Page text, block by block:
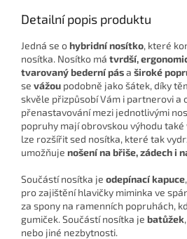
Detailní popis produktu
Jedná se ohybridní nosítko, které
nosítka. Nosítko má tvrdší,
tvarovaný bederní pása široké
se vážou podobně jako šátek, díky
skvěle přizpůsobí Vám i partnerovi a
přenastavování mezi jednotlivými
popruhy mají obrovskou výhodu také
lze rozšířit sed nosítka, které tak
umožňuje nošení na břiše, zádech i
Součástí nosítka je odepínací kapuce
pro zajištění hlavičky miminka ve
za spony na ramenních popruhách,
gumiček. Součástí nosítka je batůžek
nebo jiné nezbytnosti.